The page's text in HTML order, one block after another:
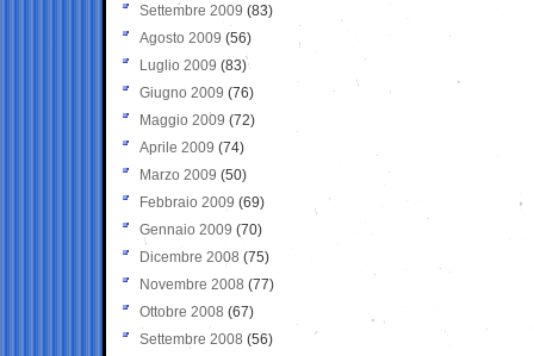
Settembre 2009 (83)
Agosto 2009 (56)
Luglio 2009 (83)
Giugno 2009 (76)
Maggio 2009 (72)
Aprile 2009 (74)
Marzo 2009 (50)
Febbraio 2009 (69)
Gennaio 2009 (70)
Dicembre 2008 (75)
Novembre 2008 (77)
Ottobre 2008 (67)
Settembre 2008 (56)